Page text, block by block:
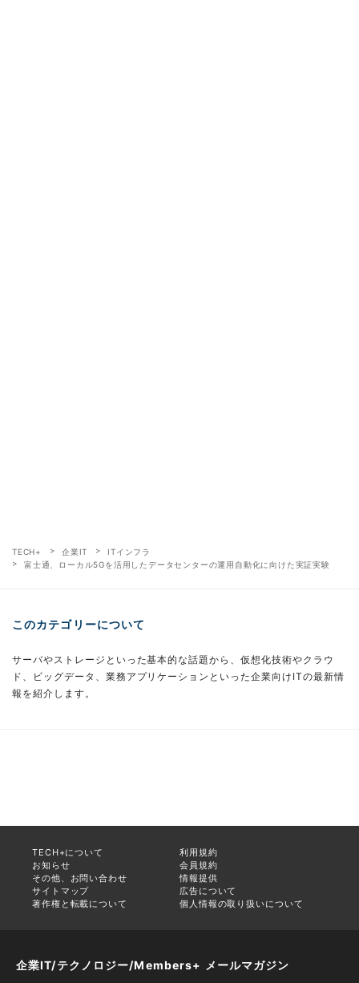
TECH+ 企業IT
ITインフラ
富士通、ローカル5Gを活用したデータセンターの運用自動化に向けた実証実験
このカテゴリーについて
サーバやストレージといった基本的な話題から、仮想化技術やクラウ
ド、ビッグデータ、業務アプリケーションといった企業向けITの最新情
報を紹介します。
TECH+について
利用規約
お知らせ
会員規約
その他、お問い合わせ
情報提供
サイトマップ
広告について
著作権と転載について
個人情報の取り扱いについて
企業IT/テクノロジー/Members+ メールマガジン